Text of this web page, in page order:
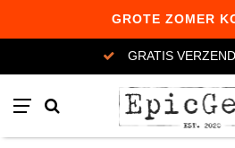
GROTE ZOMER
GRATIS